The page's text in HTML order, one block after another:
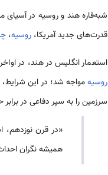
شبه‌قاره هند و روسیه در آسیای
قدرت‌های جدید آمریکا، روسیه،
استعمار انگلیس در هند، در
روسیهمواجه شد؛ در این شرایط،
سرزمین را به سپر دفاعی در
«در قرن نوزدهم،
همیشه نگران